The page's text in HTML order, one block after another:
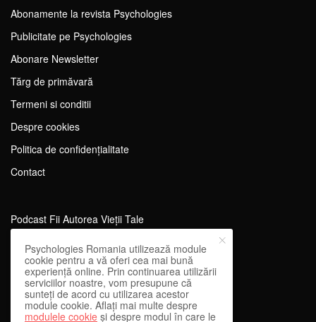
Abonamente la revista Psychologies
Publicitate pe Psychologies
Abonare Newsletter
Tărg de primăvară
Termeni si conditii
Despre cookies
Politica de confidențialitate
Contact
Podcast Fii Autorea Vieții Tale
Evenimente Fii Autoarea Vieții Tale!
SportEdu
Antrenament Mental pentru Sportivi
Learning Network
Psychologies Romania utilizează module
cookie pentru a vă oferi cea mai bună
experiență online. Prin continuarea utilizării
serviciilor noastre, vom presupune că
sunteți de acord cu utilizarea acestor
module cookie. Aflați mai multe despre
modulele cookie și despre modul în care le